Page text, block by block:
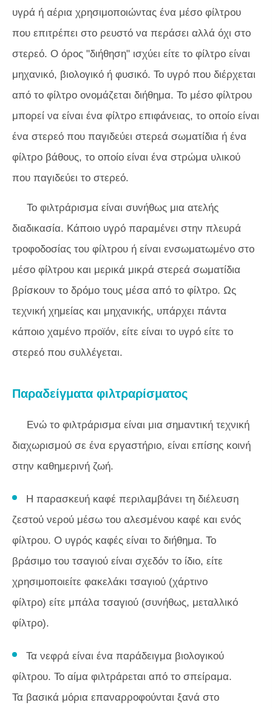
υγρά ή αέρια χρησιμοποιώντας ένα μέσο φίλτρου
που επιτρέπει στο ρευστό να περάσει αλλά όχι στο
στερεό. Ο όρος "διήθηση" ισχύει είτε το φίλτρο είναι
μηχανικό, βιολογικό ή φυσικό. Το υγρό που διέρχεται
από το φίλτρο ονομάζεται διήθημα. Το μέσο φίλτρου
μπορεί να είναι ένα φίλτρο επιφάνειας, το οποίο είναι
ένα στερεό που παγιδεύει στερεά σωματίδια ή ένα
φίλτρο βάθους, το οποίο είναι ένα στρώμα υλικού
που παγιδεύει το στερεό.
Το φιλτράρισμα είναι συνήθως μια ατελής
διαδικασία. Κάποιο υγρό παραμένει στην πλευρά
τροφοδοσίας του φίλτρου ή είναι ενσωματωμένο στο
μέσο φίλτρου και μερικά μικρά στερεά σωματίδια
βρίσκουν το δρόμο τους μέσα από το φίλτρο. Ως
τεχνική χημείας και μηχανικής, υπάρχει πάντα
κάποιο χαμένο προϊόν, είτε είναι το υγρό είτε το
στερεό που συλλέγεται.
Παραδείγματα φιλτραρίσματος
Ενώ το φιλτράρισμα είναι μια σημαντική τεχνική
διαχωρισμού σε ένα εργαστήριο, είναι επίσης κοινή
στην καθημερινή ζωή.
Η παρασκευή καφέ περιλαμβάνει τη διέλευση
ζεστού νερού μέσω του αλεσμένου καφέ και ενός
φίλτρου. Ο υγρός καφές είναι το διήθημα. Το
βράσιμο του τσαγιού είναι σχεδόν το ίδιο, είτε
χρησιμοποιείτε φακελάκι τσαγιού (χάρτινο
φίλτρο) είτε μπάλα τσαγιού (συνήθως, μεταλλικό
φίλτρο).
Τα νεφρά είναι ένα παράδειγμα βιολογικού
φίλτρου. Το αίμα φιλτράρεται από το σπείραμα.
Τα βασικά μόρια επαναρροφούνται ξανά στο